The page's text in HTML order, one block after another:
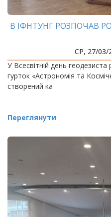
В ІФНТУНГ РОЗПОЧАВ
СР, 27/03/
У Всесвітній день
гурток «Астрономія та
створений ка
Переглянути